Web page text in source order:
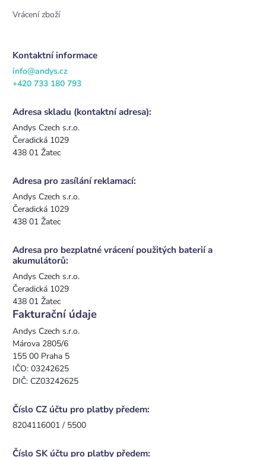
Vrácení zboží
Kontaktní informace
info@andys.cz
+420 733 180 793
Adresa skladu (kontaktní adresa):
Andys Czech s.r.o.
Čeradická 1029
438 01 Žatec
Adresa pro zasílání reklamací:
Andys Czech s.r.o.
Čeradická 1029
438 01 Žatec
Adresa pro bezplatné vrácení použitých baterií a
akumulátorů:
Andys Czech s.r.o.
Čeradická 1029
438 01 Žatec
Fakturační údaje
Andys Czech s.r.o.
Márova 2805/6
155 00 Praha 5
IČO: 03242625
DIČ: CZ03242625
Číslo CZ účtu pro platby předem:
8204116001 / 5500
Číslo SK účtu pro platby předem: